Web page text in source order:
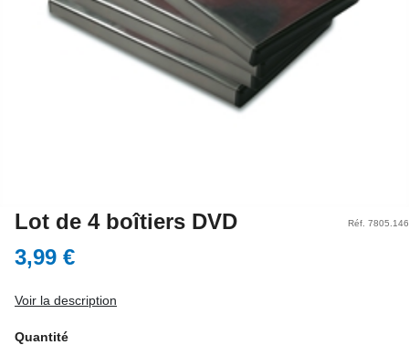
Lot de 4 boîtiers DVD Réf. 7805.146
3,99 €
Voir la description
Quantité